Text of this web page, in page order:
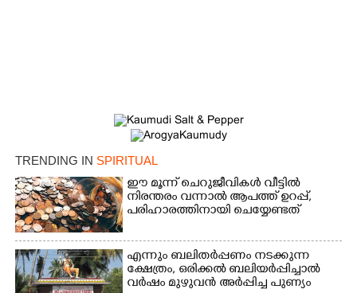
TRENDING IN SPIRITUAL
ഈ മൂന്ന് ചെറുജീവികൾ വീട്ടിൽ
നിരന്തരം വന്നാൽ ആപത്ത് ഉറപ്പ്,​
പരിഹാരത്തിനായി ചെയ്യേണ്ടത്
എന്നും ബലിതർപ്പണം നടക്കുന്ന
ക്ഷേത്രം,​ ഒരിക്കൽ ബലിയർപ്പിച്ചാൽ
വർഷം മുഴുവൻ അർപ്പിച്ച പുണ്യം